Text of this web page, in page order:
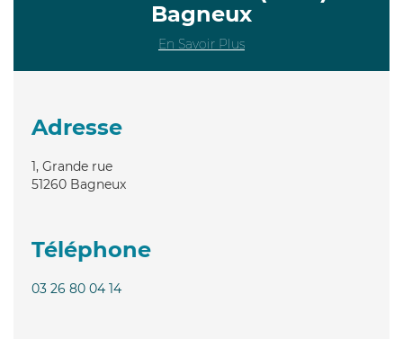
Bagneux
En Savoir Plus
Adresse
1, Grande rue
51260 Bagneux
Téléphone
03 26 80 04 14